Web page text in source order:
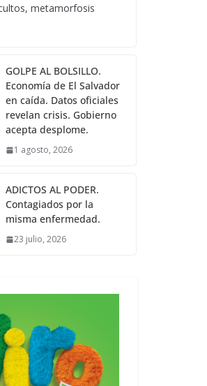
metamorfosis
GOLPE AL BOLSILLO.
Economía de El Salvador
en caída. Datos oficiales
revelan crisis. Gobierno
acepta desplome.
1 agosto, 2026
ADICTOS AL PODER.
Contagiados por la
misma enfermedad.
23 julio, 2026